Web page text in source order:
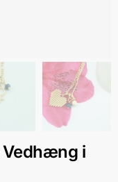
Vedhæng i